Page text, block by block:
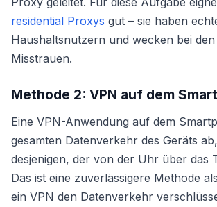
residential Proxys gut – sie haben
Haushaltsnutzern und wecken bei
Misstrauen.
Methode 2: VPN auf dem
Eine VPN-Anwendung auf dem
gesamten Datenverkehr des Geräts
desjenigen, der von der Uhr über das
Das ist eine zuverlässigere Methode
ein VPN den Datenverkehr